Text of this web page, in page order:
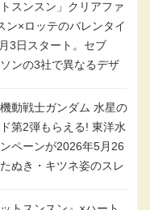
スンスン」クリアファ
ン×ロッテのバレンタイ
3日スタート。セブ
ンの3社で異なるデザ
動戦士ガンダム 水星の
第2弾もらえる! 東洋水
ペーンが2026年5月26
ぬき・キツネ姿のスレ
が全6種のクリアスタ